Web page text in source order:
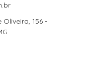
Oliveira, 156 -